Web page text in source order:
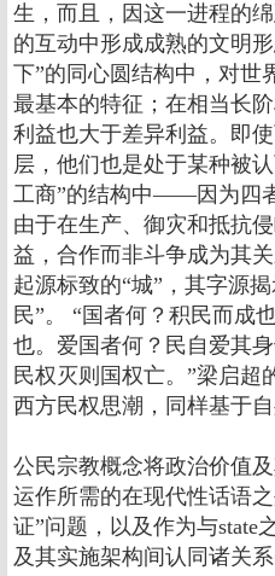
生，而且，因这一进程的
的互动中形成成熟的文明
下”的同心圆结构中，对世
最基本的特征；在相当长
利益也大于差异利益。即
层，他们也是处于某种被
工商”的结构中――因为四
由于在生产、御灾和抵抗
益，合作而非斗争成为其
起源标致的“城”，其字源
民”。 “国者何？积民而成
也。爱国者何？民自爱其
民权灭则国权亡。”梁启超
西方民权思潮，同样基于
公民宗教概念将政治价值
运作所需的在现代性话语
证”问题，以及作为与state
及其实施架构间认同诸关